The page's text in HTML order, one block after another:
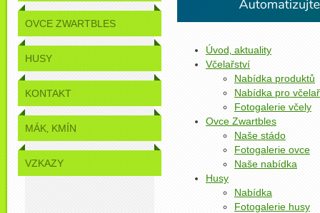
Úvod‚ aktuality
Včelařství
Nabídka produktů
Nabídka pro
Fotogalerie včely
Ovce Zwartbles
Naše stádo
Fotogalerie ovce
Naše nabídka
Husy
Nabídka
Fotogalerie husy
OVCE ZWARTBLES
HUSY
KONTAKT
MÁK‚ KMÍN
VZKAZY